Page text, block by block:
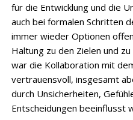
für die Entwicklung und die
auch bei formalen Schritten
immer wieder Optionen
Haltung zu den Zielen und
war die Kollaboration mit
vertrauensvoll, insgesamt
durch Unsicherheiten,
Entscheidungen beeinflusst